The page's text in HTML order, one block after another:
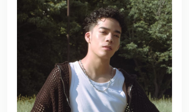
FAN CLUB
TICKET